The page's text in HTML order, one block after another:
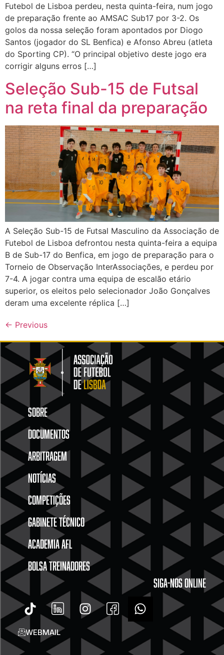
Futebol de Lisboa perdeu, nesta quinta-feira, num jogo
de preparação frente ao AMSAC Sub17 por 3-2. Os
golos da nossa seleção foram apontados por Diogo
Santos (jogador do SL Benfica) e Afonso Abreu (atleta
do Sporting CP). “O principal objetivo deste jogo era
corrigir alguns erros […]
Seleção Sub-15 de Futsal
na reta final da preparação
A Seleção Sub-15 de Futsal Masculino da Associação de
Futebol de Lisboa defrontou nesta quinta-feira a equipa
B de Sub-17 do Benfica, em jogo de preparação para o
Torneio de Observação InterAssociações, e perdeu por
7-4. A jogar contra uma equipa de escalão etário
superior, os eleitos pelo selecionador João Gonçalves
deram uma excelente réplica […]
← Previous
SOBRE
DOCUMENTOS
ARBITRAGEM
NOTÍCIAS
COMPETIÇÕES
GABINETE TÉCNICO
ACADEMIA AFL
BOLSA TREINADORES
SIGA-NOS ONLINE
WEBMAIL